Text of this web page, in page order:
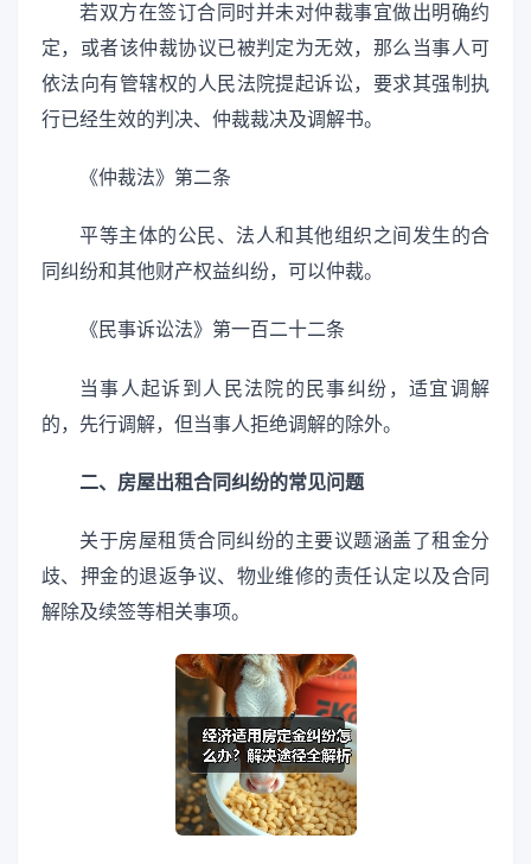
若双方在签订合同时并未对仲裁事宜做出明确约
定，或者该仲裁协议已被判定为无效，那么当事人可
依法向有管辖权的人民法院提起诉讼，要求其强制执
行已经生效的判决、仲裁裁决及调解书。
《仲裁法》第二条
平等主体的公民、法人和其他组织之间发生的合
同纠纷和其他财产权益纠纷，可以仲裁。
《民事诉讼法》第一百二十二条
当事人起诉到人民法院的民事纠纷，适宜调解
的，先行调解，但当事人拒绝调解的除外。
二、房屋出租合同纠纷的常见问题
关于房屋租赁合同纠纷的主要议题涵盖了租金分
歧、押金的退返争议、物业维修的责任认定以及合同
解除及续签等相关事项。